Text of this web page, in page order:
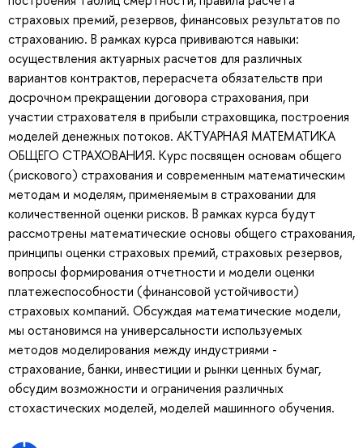
страховых премий, резервов, финансовых результатов по
страхованию. В рамках курса прививаются навыки:
осуществления актуарных расчетов для различных
вариантов контрактов, перерасчета обязательств при
досрочном прекращении договора страхования, при
участии страхователя в прибыли страховщика, построения
моделей денежных потоков. АКТУАРНАЯ МАТЕМАТИКА
ОБЩЕГО СТРАХОВАНИЯ. Курс посвящен основам общего
(рискового) страхования и современным математическим
методам и моделям, применяемым в страховании для
количественной оценки рисков. В рамках курса будут
рассмотрены математические основы общего страхования,
принципы оценки страховых премий, страховых резервов,
вопросы формирования отчетности и модели оценки
платежеспособности (финансовой устойчивости)
страховых компаний. Обсуждая математические модели,
мы остановимся на универсальности используемых
методов моделирования между индустриями -
страхование, банки, инвестиции и рынки ценных бумаг,
обсудим возможности и ограничения различных
стохастических моделей, моделей машинного обучения.